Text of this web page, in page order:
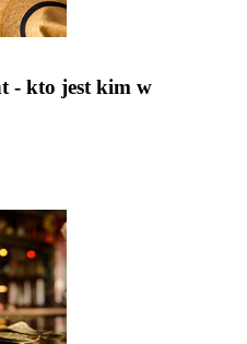
- kto jest kim w